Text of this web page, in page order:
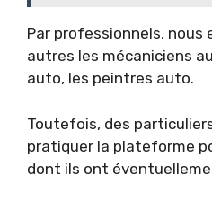
Par professionnels, nous
autres les mécaniciens
auto, les peintres auto.
Toutefois, des
pratiquer la plateforme
dont ils ont